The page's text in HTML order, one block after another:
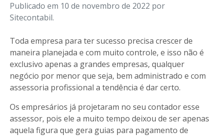
Publicado em 10 de novembro de 2022 por
Sitecontabil.
Toda empresa para ter sucesso precisa crescer de
maneira planejada e com muito controle, e isso não é
exclusivo apenas a grandes empresas, qualquer
negócio por menor que seja, bem administrado e com
assessoria profissional a tendência é dar certo.
Os empresários já projetaram no seu contador esse
assessor, pois ele a muito tempo deixou de ser apenas
aquela figura que gera guias para pagamento de